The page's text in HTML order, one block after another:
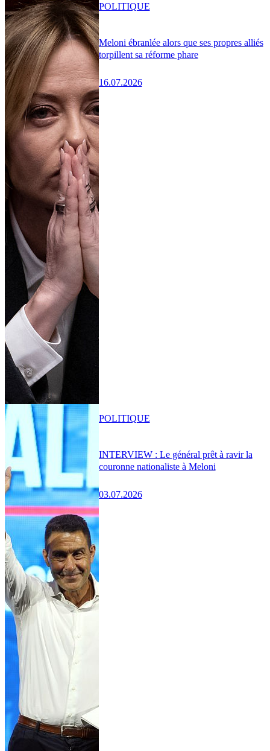
Meloni ébranlée alors que ses propres alliés
torpillent sa réforme phare
16.07.2026
POLITIQUE
INTERVIEW : Le général prêt à ravir la
couronne nationaliste à Meloni
03.07.2026
POLITIQUE